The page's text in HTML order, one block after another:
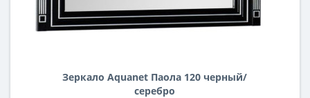
Зеркало Aquanet Паола 120 черный/
серебро